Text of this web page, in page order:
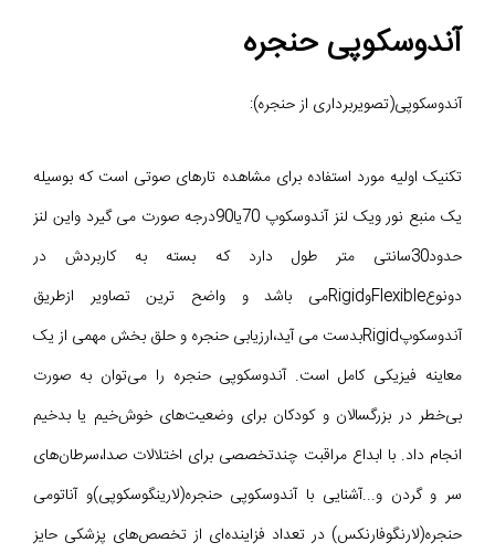
آندوسکوپی حنجره
آندوسکوپی(تصویربرداری از حنجره):
تکنیک اولیه مورد استفاده برای مشاهده تارهای صوتی است که بوسیله
یک منبع نور ویک لنز آندوسکوپ 70یا90درجه صورت می گیرد واین لنز
حدود30سانتی متر طول دارد که بسته به کاربردش در
دونوعFlexibleوRigidمی باشد و واضح ترین تصاویر ازطریق
آندوسکوپRigidبدست می آید،ارزیابی حنجره و حلق بخش مهمی از یک
معاینه فیزیکی کامل است. آندوسکوپی حنجره را می‌توان به صورت
بی‌خطر در بزرگسالان و کودکان برای وضعیت‌های خوش‌خیم یا بدخیم
انجام داد. با ابداع مراقبت چندتخصصی برای اختلالات صدا،سرطان‌های
سر و گردن و...آشنایی با آندوسکوپی حنجره(لارینگوسکوپی)و آناتومی
حنجره(لارنگوفارنکس) در تعداد فزاینده‌ای از تخصص‌های پزشکی حایز